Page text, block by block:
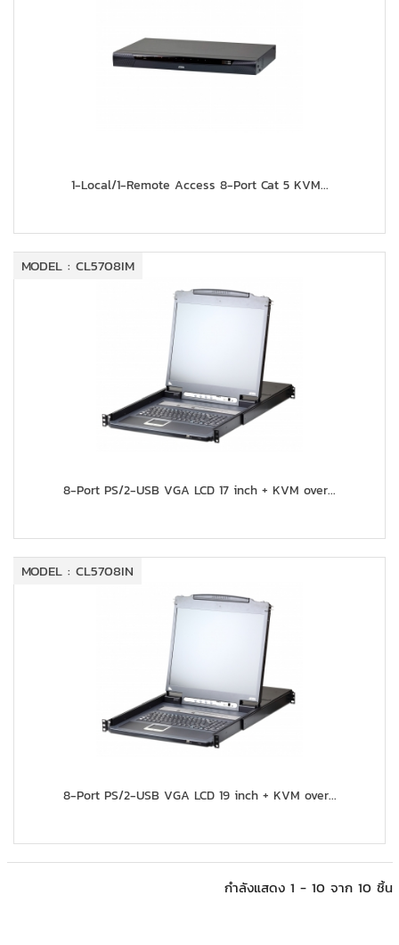
1-Local/1-Remote Access 8-Port Cat 5 KVM...
MODEL : CL5708IM
8-Port PS/2-USB VGA LCD 17 inch + KVM over...
MODEL : CL5708IN
8-Port PS/2-USB VGA LCD 19 inch + KVM over...
กำลังแสดง 1 - 10 จาก 10 ชิ้น